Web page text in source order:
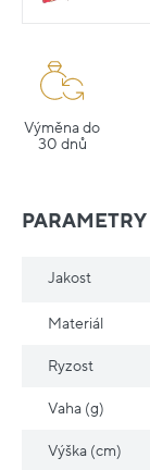
Výměna do
30 dnů
PARAMETRY
Jakost
Materiál
Ryzost
Vaha (g)
Výška (cm)